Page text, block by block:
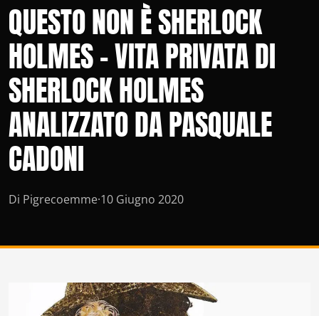
QUESTO NON È SHERLOCK
HOLMES – VITA PRIVATA DI
SHERLOCK HOLMES
ANALIZZATO DA PASQUALE
CADONI
Di Pigrecoemme·10 Giugno 2020